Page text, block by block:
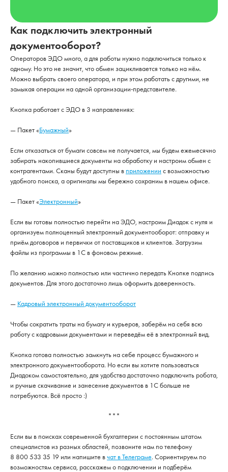
Как подключить электронный
документооборот?
Операторов ЭДО много, а для работы нужно подключиться только к
одному. Но это не значит, что обмен зацикливается только на нём.
Можно выбрать своего оператора, и при этом работать с другими, не
замыкая операции на одной организации-представителе.
Кнопка работает с ЭДО в 3 направлениях:
— Пакет «Бумажный»
Если отказаться от бумаги совсем не получается, мы будем ежемесячно
забирать накопившиеся документы на обработку и настроим обмен с
контрагентами. Сканы будут доступны в приложении с возможностью
удобного поиска, а оригиналы мы бережно сохраним в нашем офисе.
— Пакет «Электронный»
Если вы готовы полностью перейти на ЭДО, настроим Диадок с нуля и
организуем полноценный электронный документооборот: отправку и
приём договоров и первички от поставщиков и клиентов. Загрузим
файлы из программы в 1С в фоновом режиме.
По желанию можно полностью или частично передать Кнопке подпись
документов. Для этого достаточно лишь оформить доверенность.
— Кадровый электронный документооборот
Чтобы сократить траты на бумагу и курьеров, заберём на себя всю
работу с кадровыми документами и переведём её в электронный вид.
Кнопка готова полностью замкнуть на себе процесс бумажного и
электронного документооборота. Но если вы хотите пользоваться
Диадоком самостоятельно, для удобства достаточно подключить робота,
и ручные скачивание и занесение документов в 1С больше не
потребуются. Всё просто :)
***
Если вы в поисках современной бухгалтерии с постоянным штатом
специалистов из разных областей, позвоните нам по телефону
8 800 533 35 19 или напишите вчат в Телеграме. Сориентируем по
возможностям сервиса, расскажем о подключении и подберём